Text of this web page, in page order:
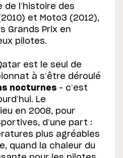
de l’histoire des
et Moto3 (2012),
Grands Prix en
pilotes.
est le seul de
à s’être déroulé
nocturnes – c’est
Le
en 2008, pour
d’une part :
plus agréables
quand la chaleur du